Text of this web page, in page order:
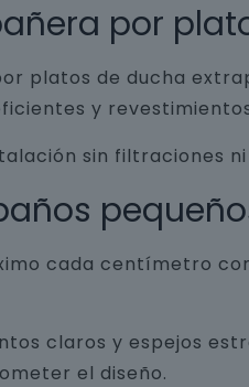
por
platos de ducha
y
sin filtraciones
cada centímetro
claros y espejos
el diseño.